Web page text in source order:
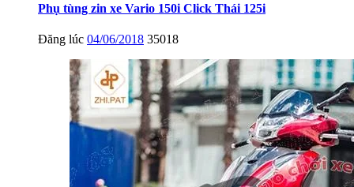
Phụ tùng zin xe Vario 150i Click Thái 125i
Đăng lúc 04/06/2018 35018